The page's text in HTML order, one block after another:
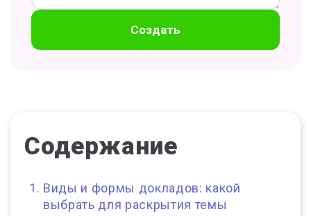
Создать
Содержание
Виды и формы докладов: какой
выбрать для раскрытия темы